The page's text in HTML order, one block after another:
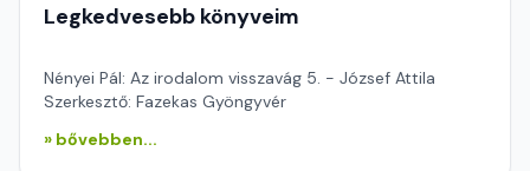
Legkedvesebb könyveim
Nényei Pál: Az irodalom visszavág 5. - József Attila
Szerkesztő: Fazekas Gyöngyvér
» bővebben...